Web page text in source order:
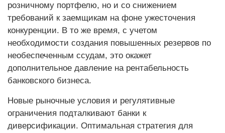
розничному портфелю, но и со снижением
требований к заемщикам на фоне ужесточения
конкуренции. В то же время, с учетом
необходимости создания повышенных резервов по
необеспеченным ссудам, это окажет
дополнительное давление на рентабельность
банковского бизнеса.
Новые рыночные условия и регулятивные
ограничения подталкивают банки к
диверсификации. Оптимальная стратегия для